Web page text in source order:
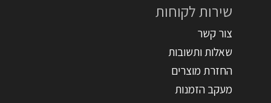
שירות לקוחות
צור קשר
שאלות ותשובות
החזרת מוצרים
מעקב הזמנות